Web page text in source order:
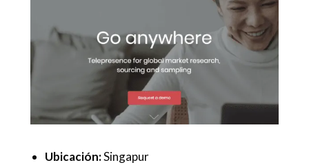
Ubicación:Singapur